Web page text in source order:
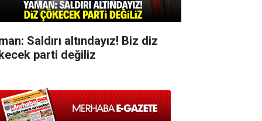
Saldırı altındayız! Biz diz
parti değiliz